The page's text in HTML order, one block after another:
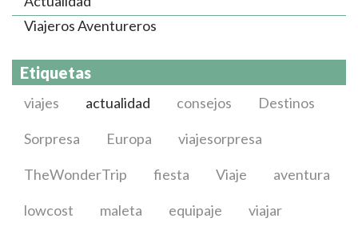
Viajeros Aventureros
Etiquetas
viajes actualidad consejos Destinos
Sorpresa Europa viajesorpresa
TheWonderTrip fiesta Viaje aventura
lowcost maleta equipaje viajar